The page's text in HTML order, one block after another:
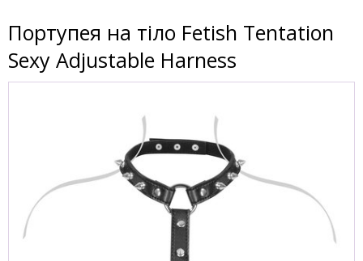
Портупея на тіло Fetish Tentation
Sexy Adjustable Harness